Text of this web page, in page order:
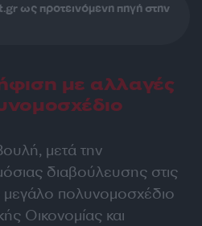
ως προτεινόμενη πηγή στην
με αλλαγές
μετά την
διαβούλευσης στις
μεγάλο πολυνομοσχέδιο
Οικονομίας και